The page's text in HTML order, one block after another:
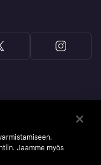
Jaamme myös